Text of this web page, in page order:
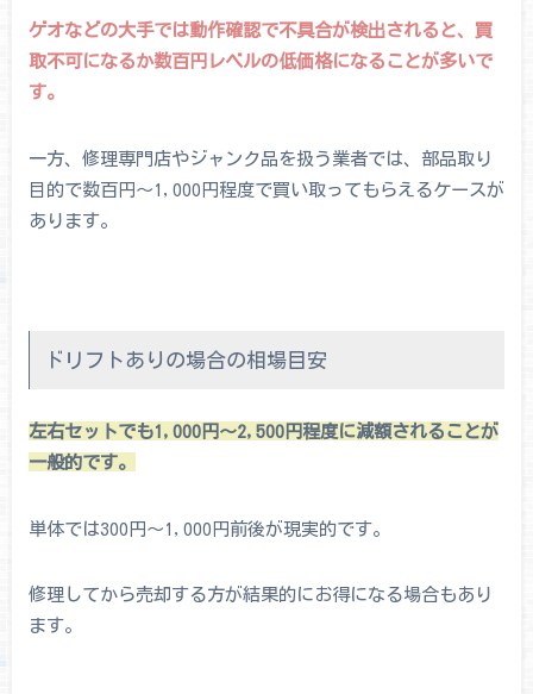
ゲオなどの大手では動作確認で不具合が検出されると、買
取不可になるか数百円レベルの低価格になることが多いで
す。
一方、修理専門店やジャンク品を扱う業者では、部品取り
目的で数百円〜1,000円程度で買い取ってもらえるケースが
あります。
ドリフトありの場合の相場目安
左右セットでも1,000円〜2,500円程度に減額されることが
一般的です。
単体では300円〜1,000円前後が現実的です。
修理してから売却する方が結果的にお得になる場合もあり
ます。